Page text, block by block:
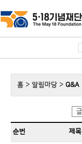
홈 > 알림마당 >Q&A
순번 제목